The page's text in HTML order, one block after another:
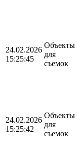
24.02.2026
15:25:45
Объекты
для
съемок
24.02.2026
15:25:42
Объекты
для
съемок